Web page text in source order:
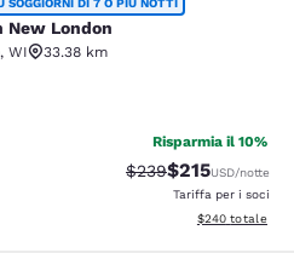
London
SOGGIORNI DI 7 O PIÙ NOTTI
New London
, WI
33.38 km
4.03 stelle. Molto buono. 177 recensioni
Risparmia il 10%
Tariffa di barratura:
$239Tariffa
$215USD/notte
Tariffa per i soci
Visualizza i
$240 totale